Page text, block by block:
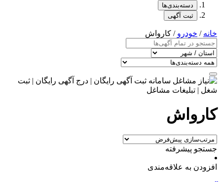
دسته‌بندی‌ها
ثبت آگهی
خانه / خودرو / کارواش
کارواش
جستجو پیشرفته
افزودن به علاقه‌مندی